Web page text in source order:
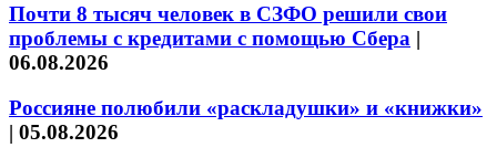
Почти 8 тысяч человек в СЗФО решили свои
проблемы с кредитами с помощью Сбера |
06.08.2026
Россияне полюбили «раскладушки» и «книжки»
| 05.08.2026